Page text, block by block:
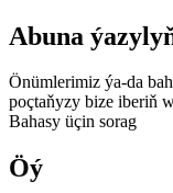
Abuna
Önümlerimiz ýa-da
poçtaňyzy bize iberiň
Bahasy üçin sorag
Öý